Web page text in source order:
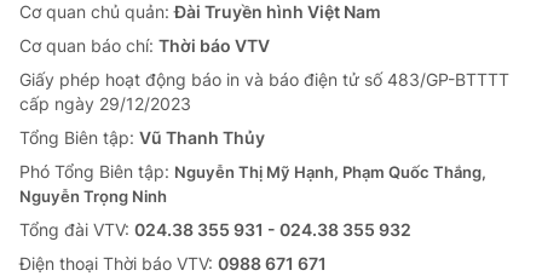
Cơ quan chủ quản:Đài Truyền hình Việt Nam
Cơ quan báo chí: Thời báo VTV
Giấy phép hoạt động báo in và báo điện tử số 483/GP-BTTTT
cấp ngày 29/12/2023
Tổng Biên tập: Vũ Thanh Thủy
Phó Tổng Biên tập: Nguyễn Thị Mỹ Hạnh, Phạm Quốc Thắng,
Nguyễn Trọng Ninh
Tổng đài VTV: 024.38 355 931 - 024.38 355 932
Ðiện thoại Thời báo VTV: 0988 671 671